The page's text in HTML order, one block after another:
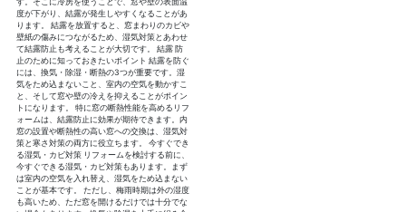
度が下がり、結露が発生しやすくなることがあ
ります。 結露を放置すると、窓まわりのカビや
壁紙の傷みにつながるため、湿気対策とあわせ
て結露防止も考えることが大切です。 結露 防
止のために知っておきたいポイント 結露を防ぐ
には、換気・除湿・断熱の3つが重要です。湿
気をため込まないこと、室内の空気を動かすこ
と、そして窓や壁の冷えを抑えることがポイン
トになります。 特に窓の断熱性能を高めるリフ
ォームは、結露防止に効果が期待できます。内
窓の設置や断熱性の高い窓への交換は、湿気対
策と寒さ対策の両方に役立ちます。 今すぐでき
る湿気・カビ対策 リフォームを検討する前に、
今すぐできる湿気・カビ対策もあります。まず
は室内の空気を入れ替え、湿気をため込まない
ことが基本です。 ただし、梅雨時期は外の湿度
も高いため、ただ窓を開けるだけでは十分でな